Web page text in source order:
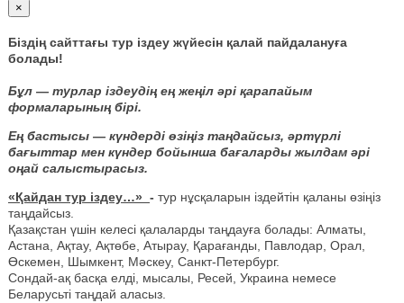
×
Біздің сайттағы тур іздеу жүйесін қалай пайдалануға
болады!
Бұл — турлар іздеудің ең жеңіл әрі қарапайым
формаларының бірі.
Ең бастысы — күндерді өзіңіз таңдайсыз, әртүрлі
бағыттар мен күндер бойынша бағаларды жылдам әрі
оңай салыстырасыз.
«Қайдан тур іздеу…» - тур нұсқаларын іздейтін қаланы өзіңіз
таңдайсыз.
Қазақстан үшін келесі қалаларды таңдауға болады: Алматы,
Астана, Ақтау, Ақтөбе, Атырау, Қарағанды, Павлодар, Орал,
Өскемен, Шымкент, Мәскеу, Санкт-Петербург.
Сондай-ақ басқа елді, мысалы, Ресей, Украина немесе
Беларусьті таңдай аласыз.